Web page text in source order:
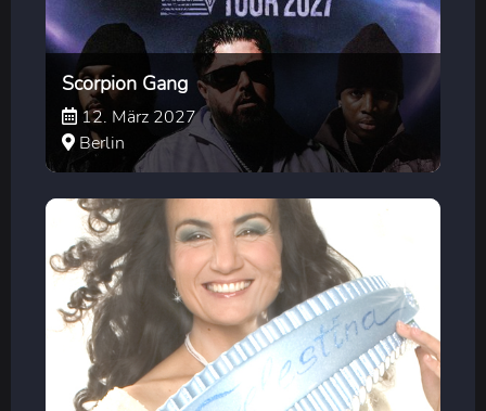
Scorpion Gang
12. März 2027
Berlin